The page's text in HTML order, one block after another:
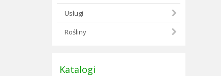
Usługi
Rośliny
Katalogi